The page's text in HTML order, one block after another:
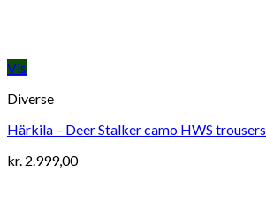
Vis
Diverse
Härkila – Deer Stalker camo HWS trousers
kr. 2.999,00